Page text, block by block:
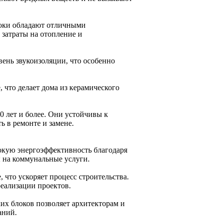
обладают отличными
на отопление и
звукоизоляции, что особенно
делает дома из керамического
лет и более. Они устойчивы к
в ремонте и замене.
энергоэффективность благодаря
на коммунальные услуги.
ускоряет процесс строительства.
проектов.
блоков позволяет архитекторам и